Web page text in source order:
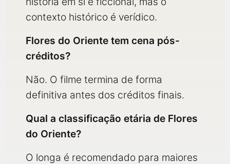
contexto histórico é verídico.
Flores do Oriente tem cena pós-
créditos?
Não. O filme termina de forma
definitiva antes dos créditos finais.
Qual a classificação etária de Flores
do Oriente?
O longa é recomendado para maiores